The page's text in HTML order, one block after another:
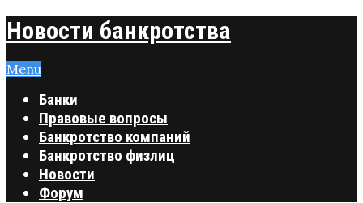
Новости банкротства
Menu
Банки
Правовые вопросы
Банкротство компаний
Банкротство физлиц
Новости
Форум